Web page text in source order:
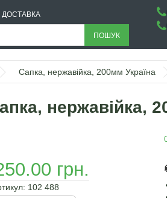
ДОСТАВКА
ПОШУК
Сапка, нержавійка, 200мм Україна
нержавійка,
грн.
102 488